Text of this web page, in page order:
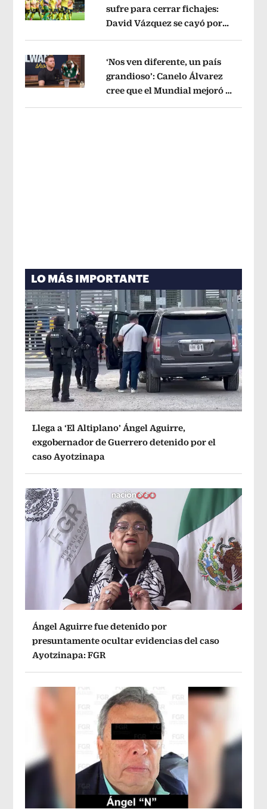
Opens in new window
sufre para cerrar fichajes:
David Vázquez se cayó por
Opens in new window
‘Nos ven diferente, un país
grandioso’: Canelo Álvarez
cree que el Mundial mejoró la
LO MÁS IMPORTANTE
Llega a ‘El Altiplano’ Ángel Aguirre,
exgobernador de Guerrero detenido por el
caso Ayotzinapa
Ángel Aguirre fue detenido por
presuntamente ocultar evidencias del caso
Ayotzinapa: FGR